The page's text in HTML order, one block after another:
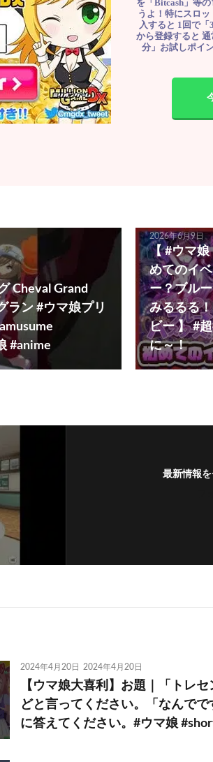
を「Bitcash」等
うよ！特にスロ
入すると 1回で
から登録すると
分」お試しポイ
Cheval Grand
ラン #ウマ娘プリ
#anime
2026年6月9日
【 #ウマ
めてのイ
ー？ブル
みるるる
ビー 】 #
に～！
最新情報を
2024年4月20日 2024年4月20日
【ウマ娘大喜利】お題｜「トレ
どと言ってください。「なんで
に答えてください。#ウマ娘